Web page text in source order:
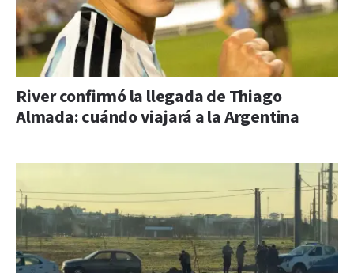
River confirmó la llegada de Thiago
Almada: cuándo viajará a la Argentina